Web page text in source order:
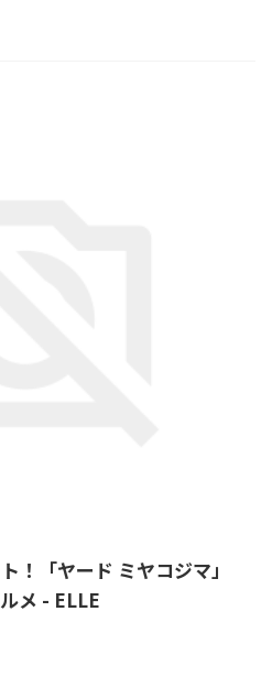
！「ヤード ミヤコジマ」
メ - ELLE